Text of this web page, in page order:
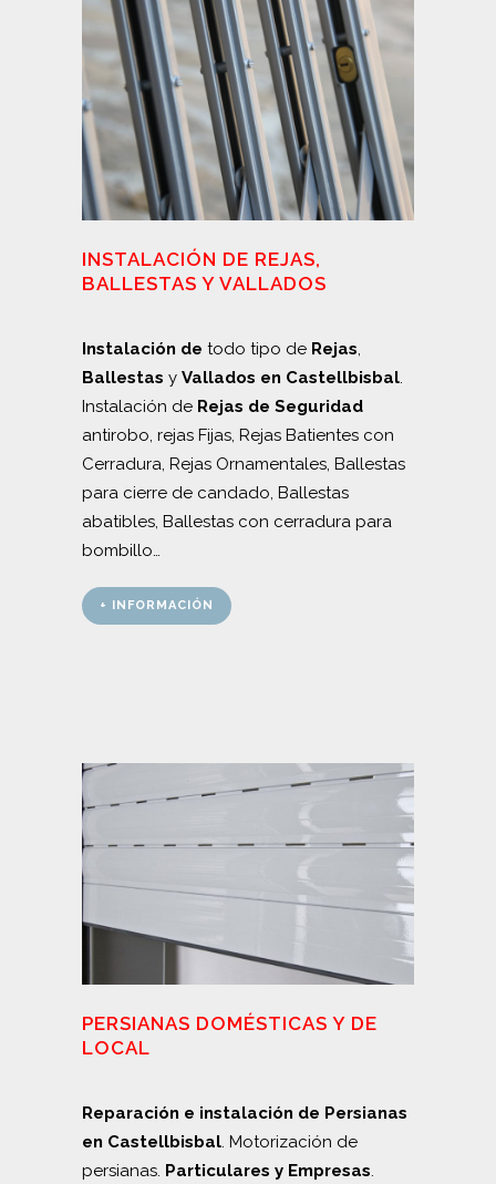
INSTALACIÓN DE REJAS,
BALLESTAS Y VALLADOS
Instalación de todo tipo de Rejas,
Ballestas y Vallados en Castellbisbal.
Instalación de Rejas de Seguridad
antirobo, rejas Fijas, Rejas Batientes con
Cerradura, Rejas Ornamentales, Ballestas
para cierre de candado, Ballestas
abatibles, Ballestas con cerradura para
bombillo…
+ INFORMACIÓN
PERSIANAS DOMÉSTICAS Y DE
LOCAL
Reparación e instalación de Persianas
en Castellbisbal. Motorización de
persianas. Particulares y Empresas.